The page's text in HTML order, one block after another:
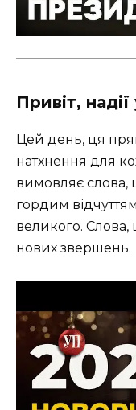
Привіт,
Цей день, ця
натхнення для
вимовляє слова,
гордим
великого.
нових звершень.